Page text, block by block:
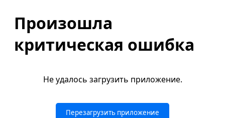
Произошла
критическая ошибка
Не удалось загрузить приложение.
Перезагрузить приложение